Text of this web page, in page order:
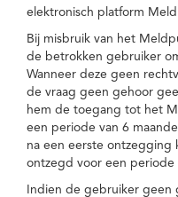
elektronisch platform
Bij misbruik van het
de betrokken gebruiker
Wanneer deze geen
de vraag geen gehoor
hem de toegang tot het
een periode van 6
na een eerste ontzegging
ontzegd voor een periode
Indien de gebruiker